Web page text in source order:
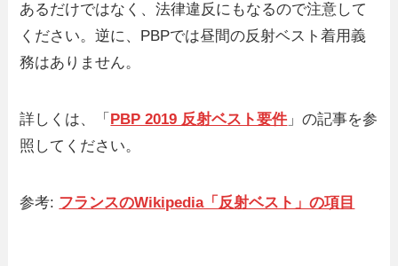
あるだけではなく、法律違反にもなるので注意して
ください。逆に、PBPでは昼間の反射ベスト着用義
務はありません。
詳しくは、「 PBP 2019 反射ベスト要件 」の記事を参
照してください。
参考: フランスのWikipedia「反射ベスト」の項目